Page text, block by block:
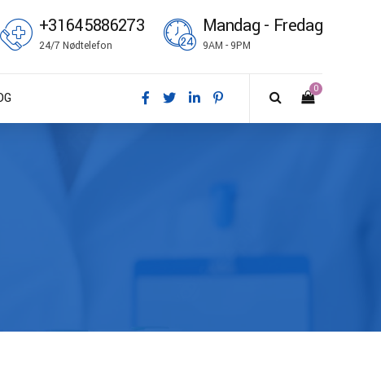
+31645886273
24/7 Nødtelefon
Mandag - Fredag
9AM - 9PM
0